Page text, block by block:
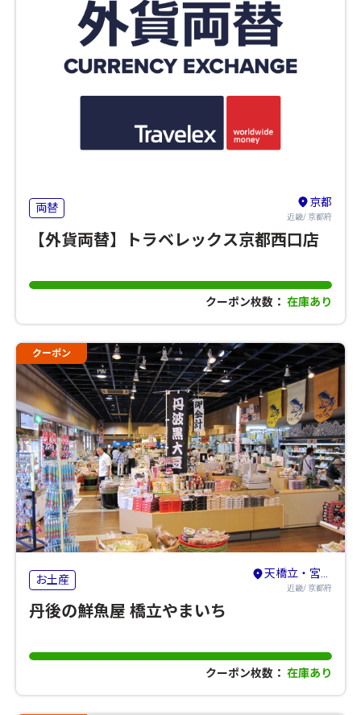
両替 京都
近畿/ 京都府
【外貨両替】トラベレックス京都西口店
クーポン枚数： 在庫あり
クーポン
お土産 天橋立・宮津・舞鶴・丹後・久美浜
近畿/ 京都府
丹後の鮮魚屋 橋立やまいち
クーポン枚数： 在庫あり